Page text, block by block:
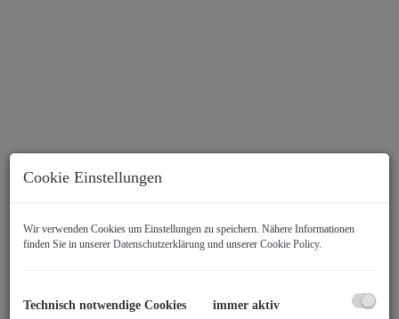
Cookie Einstellungen
Wir verwenden Cookies um Einstellungen zu speichern. Nähere Informationen
finden Sie in unserer Datenschutzerklärung und unserer Cookie Policy.
Technisch notwendige Cookies immer aktiv